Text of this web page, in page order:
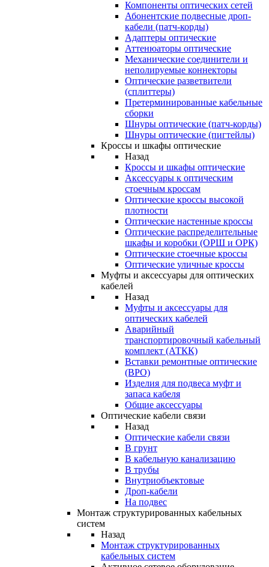
Компоненты оптических сетей
Абонентские подвесные дроп-
кабели (патч-корды)
Адаптеры оптические
Аттенюаторы оптические
Механические соединители и
неполируемые коннекторы
Оптические разветвители
(сплиттеры)
Претерминированные кабельные
сборки
Шнуры оптические (патч-корды)
Шнуры оптические (пигтейлы)
Кроссы и шкафы оптические
Назад
Кроссы и шкафы оптические
Аксессуары к оптическим
стоечным кроссам
Оптические кроссы высокой
плотности
Оптические настенные кроссы
Оптические распределительные
шкафы и коробки (ОРШ и ОРК)
Оптические стоечные кроссы
Оптические уличные кроссы
Муфты и аксессуары для оптических
кабелей
Назад
Муфты и аксессуары для
оптических кабелей
Аварийный
транспортировочный кабельный
комплект (АТКК)
Вставки ремонтные оптические
(ВРО)
Изделия для подвеса муфт и
запаса кабеля
Общие аксессуары
Оптические кабели связи
Назад
Оптические кабели связи
В грунт
В кабельную канализацию
В трубы
Внутриобъектовые
Дроп-кабели
На подвес
Монтаж структурированных кабельных
систем
Назад
Монтаж структурированных
кабельных систем